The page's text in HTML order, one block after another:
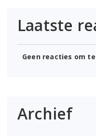
Laatste
Geen reacties om
Archief